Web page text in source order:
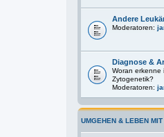
Andere
Moderatoren:
Diagnose &
Woran erkenne
Zytogenetik?
Moderatoren:
UMGEHEN & LEBEN